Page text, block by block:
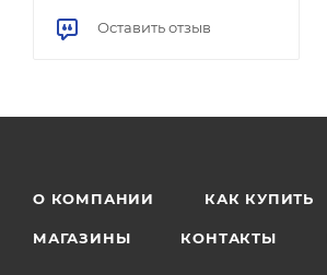
Оставить отзыв
О КОМПАНИИ КАК КУПИТЬ
МАГАЗИНЫ КОНТАКТЫ